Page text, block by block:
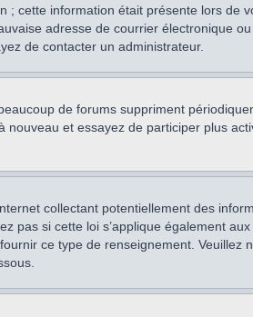
cette information était présente lors de
adresse de courrier électronique
de contacter un administrateur.
de forums suppriment
et essayez de participer plus
collectant potentiellement des
pas si cette loi s’applique également
ce type de renseignement. Veuillez